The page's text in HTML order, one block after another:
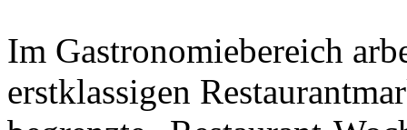
Im Gastronomiebereich
erstklassigen